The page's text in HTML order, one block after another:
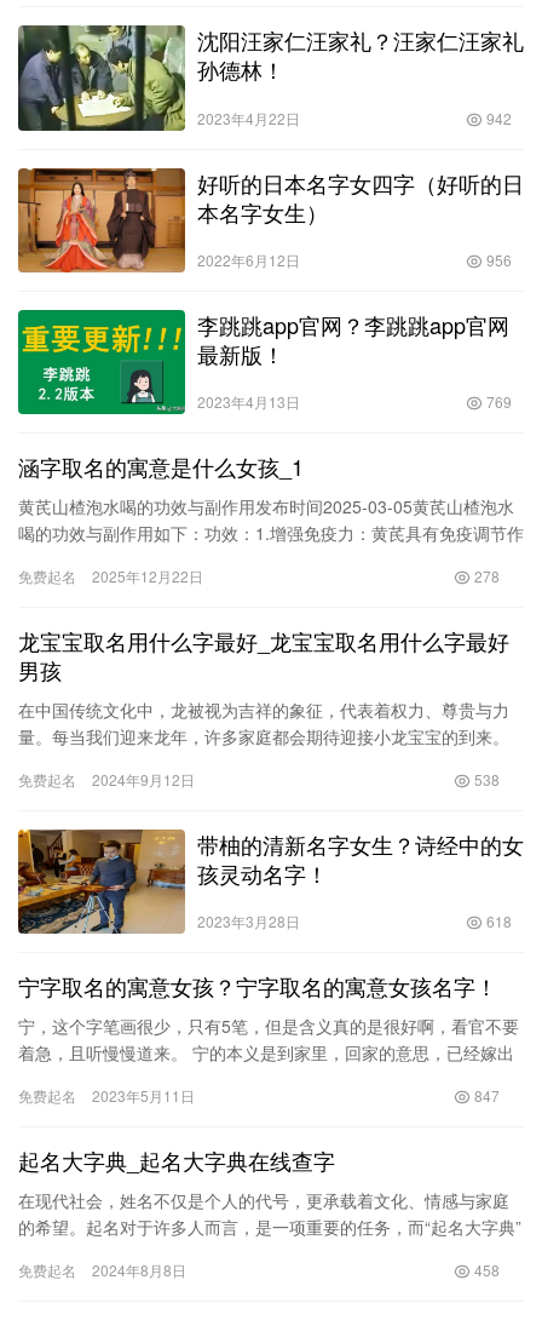
沈阳汪家仁汪家礼？汪家仁汪家礼
孙德林！
2023年4月22日 942
好听的日本名字女四字（好听的日
本名字女生）
2022年6月12日 956
李跳跳app官网？李跳跳app官网
最新版！
2023年4月13日 769
涵字取名的寓意是什么女孩_1
黄芪山楂泡水喝的功效与副作用发布时间2025-03-05黄芪山楂泡水
喝的功效与副作用如下：功效：1.增强免疫力：黄芪具有免疫调节作
消化：山楂含有丰富的维生素C、纤维素和有机酸，有助于促进消
免费起名 2025年12月22日 278
龙宝宝取名用什么字最好_龙宝宝取名用什么字最好
男孩
在中国传统文化中，龙被视为吉祥的象征，代表着权力、尊贵与力
量。每当我们迎来龙年，许多家庭都会期待迎接小龙宝宝的到来。
重要且…
免费起名 2024年9月12日 538
带柚的清新名字女生？诗经中的女
孩灵动名字！
2023年3月28日 618
宁字取名的寓意女孩？宁字取名的寓意女孩名字！
宁，这个字笔画很少，只有5笔，但是含义真的是很好啊，看官不要
着急，且听慢慢道来。 宁的本义是到家里，回家的意思，已经嫁出
宁…
免费起名 2023年5月11日 847
起名大字典_起名大字典在线查字
在现代社会，姓名不仅是个人的代号，更承载着文化、情感与家庭
的希望。起名对于许多人而言，是一项重要的任务，而“起名大字典”
选…
免费起名 2024年8月8日 458